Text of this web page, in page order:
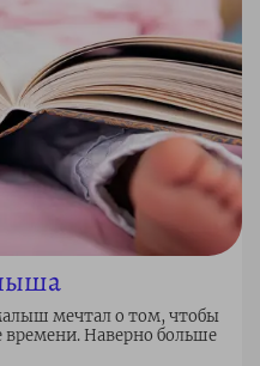
мечтал о том, чтобы
времени. Наверно больше